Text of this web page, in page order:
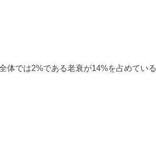
体では2%である老衰が14%を占めている